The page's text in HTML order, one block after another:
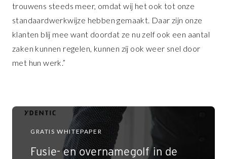
trouwens steeds meer, omdat wij het ook tot onze
standaardwerkwijze hebben gemaakt. Daar zijn onze
klanten blij mee want doordat ze nu zelf ook een aantal
zaken kunnen regelen, kunnen zij ook weer snel door
met hun werk.”
GRATIS WHITEPAPER
Fusie- en overnamegolf in de